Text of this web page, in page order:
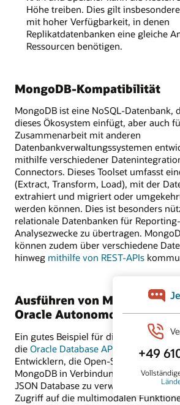
Höhe treiben. Dies gilt
mit hoher Verfügbarkeit, in denen
Replikatdatenbanken eine gleiche
Ressourcen benötigen.
MongoDB-Kompatibilität
MongoDB ist eine NoSQL-Datenbank,
dieses Ökosystem einfügt, aber auch
Zusammenarbeit mit anderen
Datenbankverwaltungssystemen
mithilfe verschiedener
Connectors. Dieses Toolset umfasst
(Extract, Transform, Load), mit der
extrahiert und migriert oder
werden können. Dies ist besonders
relationale Datenbanken für
Analysezwecke zu übertragen.
können zudem über verschiedene
hinweg mithilfe von REST-APIs
Ausführen von MongoDB-
Oracle Autonomous
Ein gutes Beispiel für die
die Oracle Database API for MongoDB.
Entwicklern, die Open-Source-Tools
MongoDB in Verbindung mit einer
JSON Database zu verwenden.
Zugriff auf die multimodalen